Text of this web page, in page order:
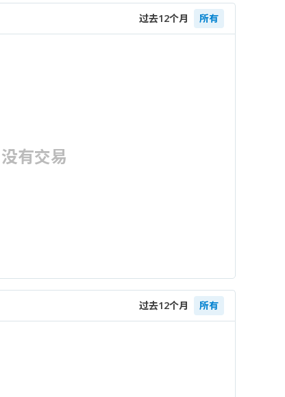
过去12个月 所有
没有交易
过去12个月 所有